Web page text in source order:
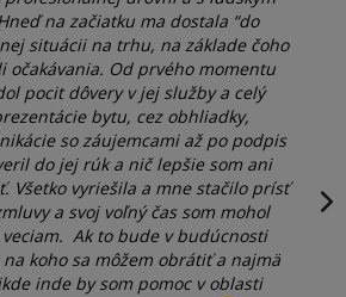
na začiatku ma dostala “do
situácii na trhu, na základe čoho
očakávania. Od prvého momentu
pocit dôvery v jej služby a celý
bytu, cez obhliadky,
so záujemcami až po podpis
do jej rúk a nič lepšie som ani
Všetko vyriešila a mne stačilo prísť
a svoj voľný čas som mohol
Ak to bude v budúcnosti
koho sa môžem obrátiť a najmä
inde by som pomoc v oblasti